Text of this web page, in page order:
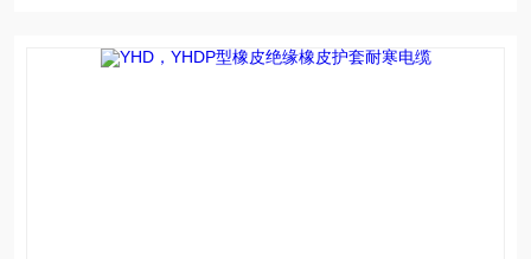
电压：300/300V 长期工作温度：-45—80℃（短暂-50—9